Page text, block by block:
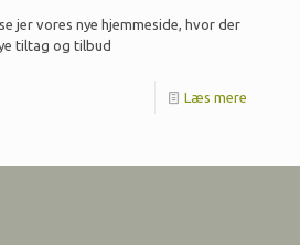
jer vores nye hjemmeside, hvor der
tiltag og tilbud
Læs mere